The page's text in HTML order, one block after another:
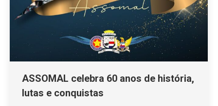
ASSOMAL celebra 60 anos de história,
lutas e conquistas